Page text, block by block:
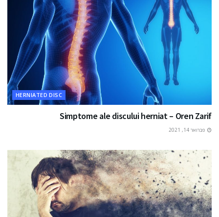
HERNIATED DISC
Simptome ale discului herniat – Oren Zarif
פברואר 14, 2021